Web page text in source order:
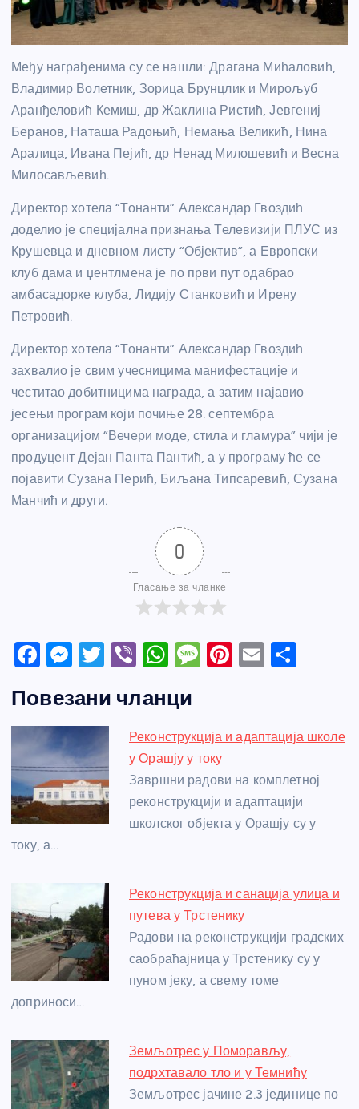
Међу награђенима су се нашли: Драгана Мићаловић,
Владимир Волетник, Зорица Брунцлик и Мирољуб
Аранђеловић Кемиш, др Жаклина Ристић, Јевгениј
Беранов, Наташа Радоњић, Немања Великић, Нина
Аралица, Ивана Пејић, др Ненад Милошевић и Весна
Милосављевић.
Директор хотела “Тонанти” Александар Гвоздић
доделио је специјална признања Телевизији ПЛУС из
Крушевца и дневном листу “Објектив”, а Европски
клуб дама и џентлмена је по први пут одабрао
амбасадорке клуба, Лидију Станковић и Ирену
Петровић.
Директор хотела “Тонанти” Александар Гвоздић
захвалио је свим учесницима манифестације и
честитао добитницима награда, а затим најавио
јесењи програм који почиње 28. септембра
организацијом “Вечери моде, стила и гламура” чији је
продуцент Дејан Панта Пантић, а у програму ће се
појавити Сузана Перић, Биљана Типсаревић, Сузана
Манчић и други.
0
Гласање за чланке
F
c
e
b
o
o
k
M
ss
e
n
g
er
T
itt
er
Vi
er
W
at
s
A
p
p
M
a
g
e
Pi
e
E
e
Повезани чланци
Реконструкција и адаптација школе
у Орашју у току
Завршни радови на комплетној
реконструкцији и адаптацији
школског објекта у Орашју су у
току, а…
Реконструкција и санација улица и
путева у Трстенику
Радови на реконструкцији градских
саобраћајница у Трстенику су у
пуном јеку, а свему томе
доприноси…
Земљотрес у Поморављу,
подрхтавало тло и у Темнићу
Земљотрес јачине 2.3 јединице по